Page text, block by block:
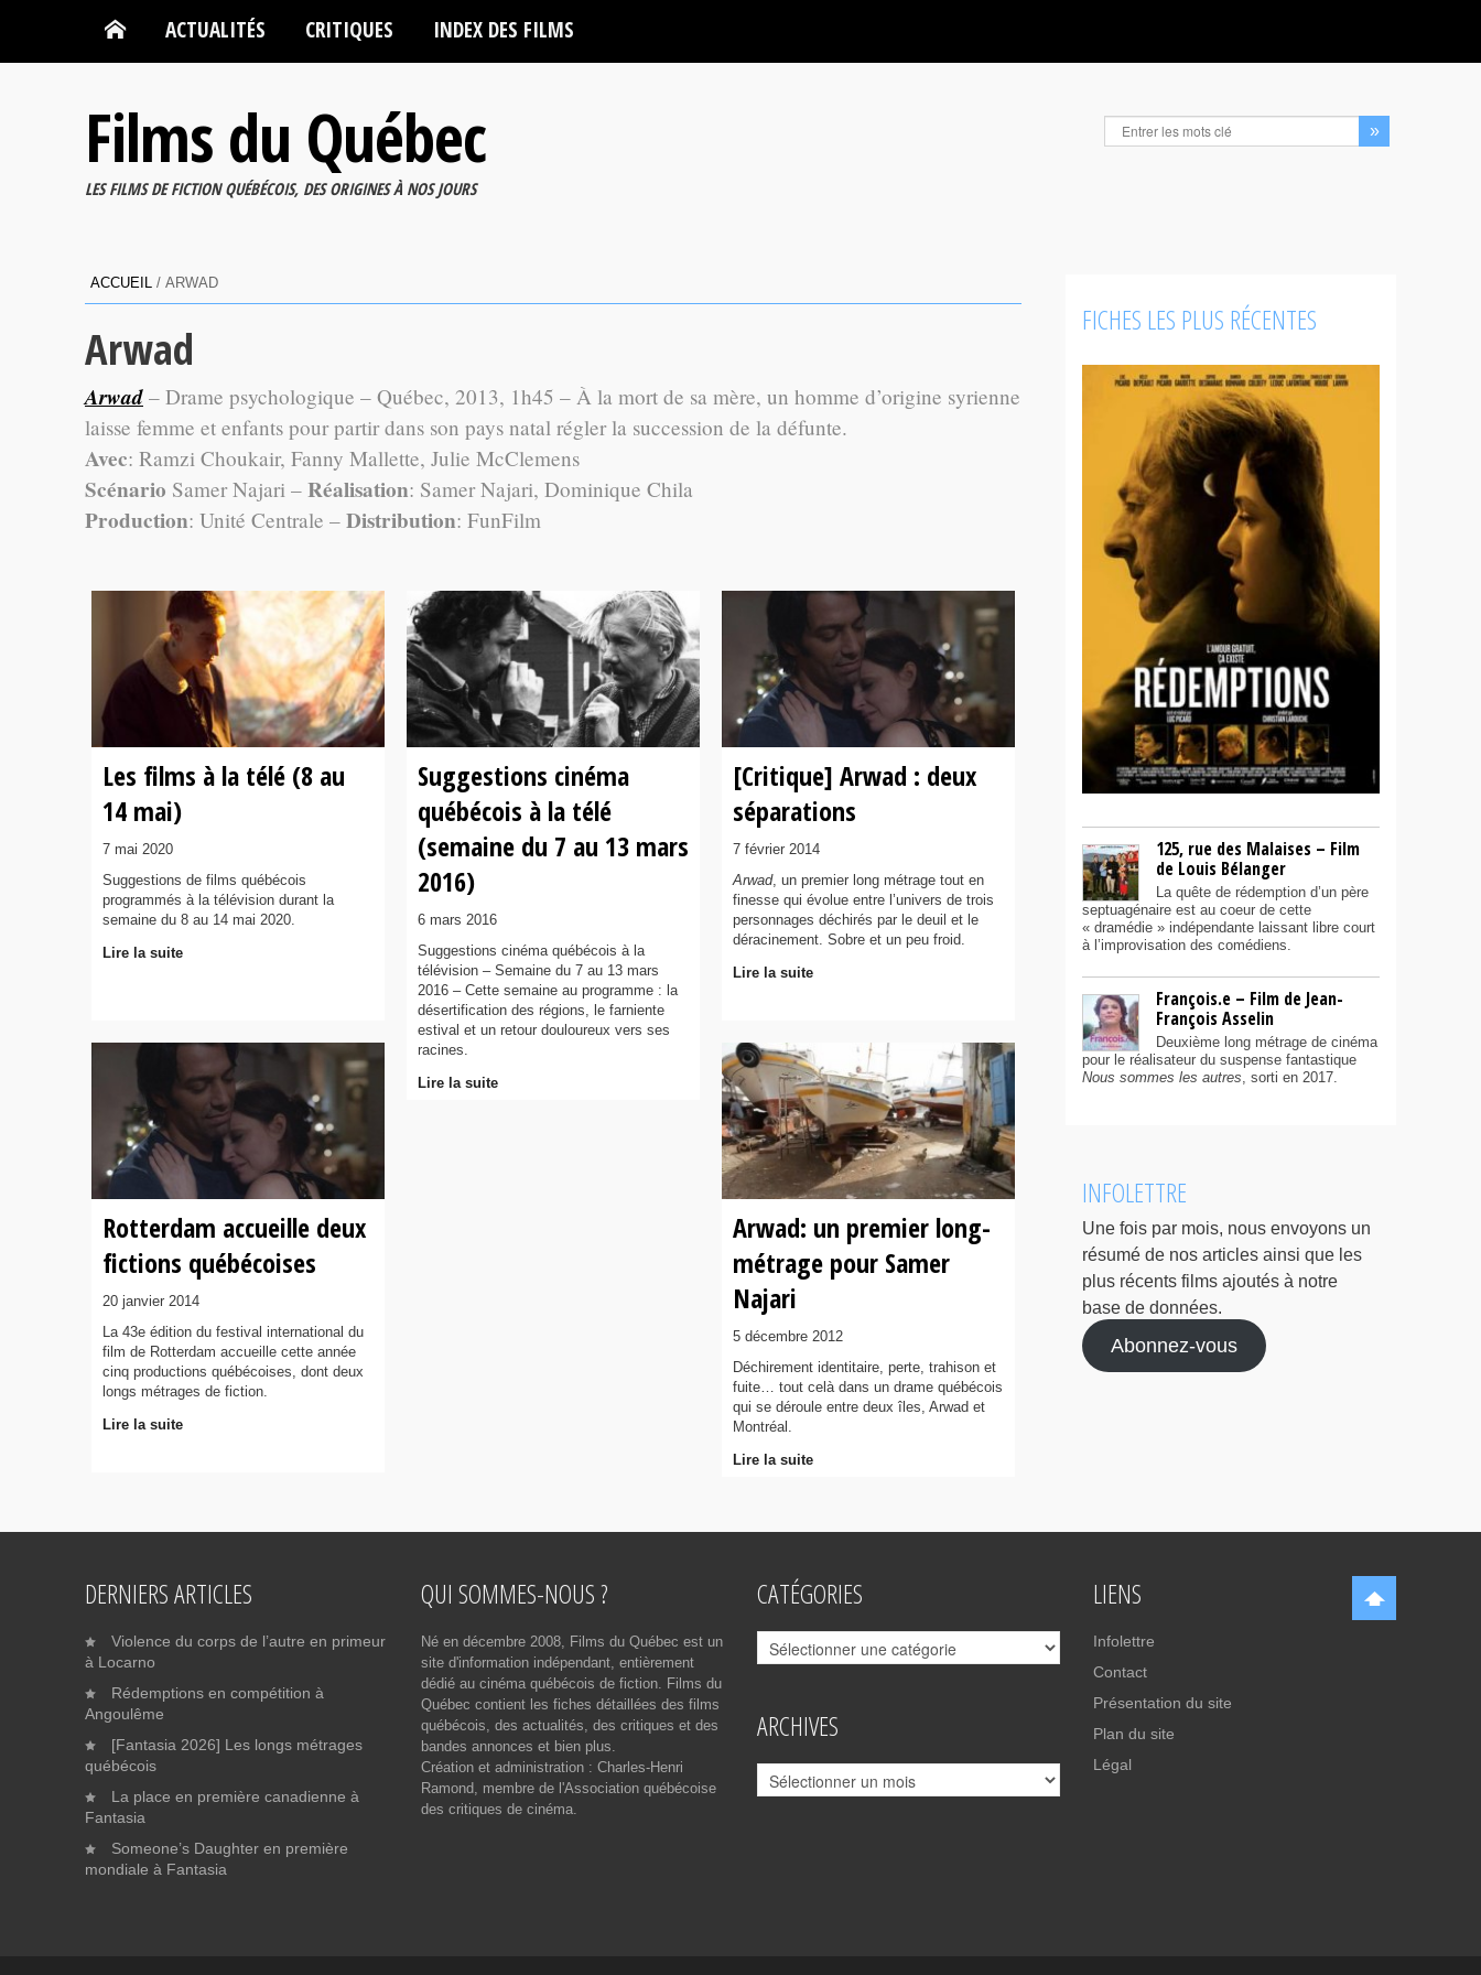
ACTUALITÉS CRITIQUES INDEX DES FILMS
Films du Québec
LES FILMS DE FICTION QUÉBÉCOIS, DES ORIGINES À NOS JOURS
ACCUEIL / ARWAD
Arwad
Arwad – Drame psychologique – Québec, 2013, 1h45 – À la mort de sa mère, un homme d’origine syrienne
laisse femme et enfants pour partir dans son pays natal régler la succession de la défunte.
Avec: Ramzi Choukair, Fanny Mallette, Julie McClemens
Scénario Samer Najari – Réalisation: Samer Najari, Dominique Chila
Production: Unité Centrale – Distribution: FunFilm
Les films à la télé (8 au
14 mai)
7 mai 2020
Suggestions de films québécois
programmés à la télévision durant la
semaine du 8 au 14 mai 2020.
Lire la suite
Suggestions cinéma
québécois à la télé
(semaine du 7 au 13 mars
2016)
6 mars 2016
Suggestions cinéma québécois à la
télévision – Semaine du 7 au 13 mars
2016 – Cette semaine au programme : la
désertification des régions, le farniente
estival et un retour douloureux vers ses
racines.
Lire la suite
[Critique] Arwad : deux
séparations
7 février 2014
Arwad, un premier long métrage tout en
finesse qui évolue entre l’univers de trois
personnages déchirés par le deuil et le
déracinement. Sobre et un peu froid.
Lire la suite
Rotterdam accueille deux
fictions québécoises
20 janvier 2014
La 43e édition du festival international du
film de Rotterdam accueille cette année
cinq productions québécoises, dont deux
longs métrages de fiction.
Lire la suite
Arwad: un premier long-
métrage pour Samer
Najari
5 décembre 2012
Déchirement identitaire, perte, trahison et
fuite… tout celà dans un drame québécois
qui se déroule entre deux îles, Arwad et
Montréal.
Lire la suite
FICHES LES PLUS RÉCENTES
125, rue des Malaises – Film
de Louis Bélanger
La quête de rédemption d’un père
septuagénaire est au coeur de cette
« dramédie » indépendante laissant libre court
à l’improvisation des comédiens.
François.e – Film de Jean-
François Asselin
Deuxième long métrage de cinéma
pour le réalisateur du suspense fantastique
Nous sommes les autres, sorti en 2017.
INFOLETTRE
Une fois par mois, nous envoyons un
résumé de nos articles ainsi que les
plus récents films ajoutés à notre
base de données.
Abonnez-vous
DERNIERS ARTICLES
Violence du corps de l’autre en primeur
à Locarno
Rédemptions en compétition à
Angoulême
[Fantasia 2026] Les longs métrages
québécois
La place en première canadienne à
Fantasia
Someone’s Daughter en première
mondiale à Fantasia
QUI SOMMES-NOUS ?
Né en décembre 2008, Films du Québec est un
site d'information indépendant, entièrement
dédié au cinéma québécois de fiction. Films du
Québec contient les fiches détaillées des films
québécois, des actualités, des critiques et des
bandes annonces et bien plus.
Création et administration : Charles-Henri
Ramond, membre de l'Association québécoise
des critiques de cinéma.
CATÉGORIES
Catégories
ARCHIVES
Archives
LIENS
Infolettre
Contact
Présentation du site
Plan du site
Légal